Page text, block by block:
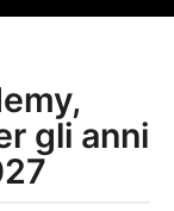
gli anni